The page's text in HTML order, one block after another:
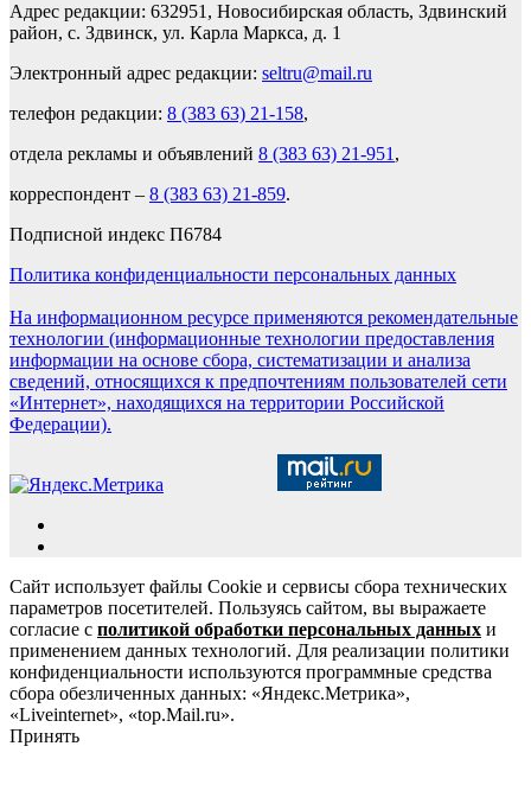
Адрес редакции: 632951, Новосибирская область, Здвинский
район, с. Здвинск, ул. Карла Маркса, д. 1
Электронный адрес редакции: seltru@mail.ru
телефон редакции: 8 (383 63) 21-158,
отдела рекламы и объявлений 8 (383 63) 21-951 ,
корреспондент – 8 (383 63) 21-859.
Подписной индекс П6784
Политика конфиденциальности персональных данных
На информационном ресурсе применяются рекомендательные
технологии (информационные технологии предоставления
информации на основе сбора, систематизации и анализа
сведений, относящихся к предпочтениям пользователей сети
«Интернет», находящихся на территории Российской
Федерации).
Сайт использует файлы Cookie и сервисы сбора технических
параметров посетителей. Пользуясь сайтом, вы выражаете
согласие с политикой обработки персональных данных и
применением данных технологий. Для реализации политики
конфиденциальности используются программные средства
сбора обезличенных данных: «Яндекс.Метрика»,
«Liveinternet», «top.Mail.ru».
Принять